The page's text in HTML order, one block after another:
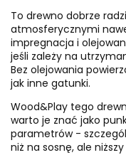
To drewno dobrze
atmosferycznymi
impregnacja i
jeśli zależy na
Bez olejowania
jak inne gatunki.
Wood&Play tego
warto je znać jako
parametrów -
niż na sosnę, ale